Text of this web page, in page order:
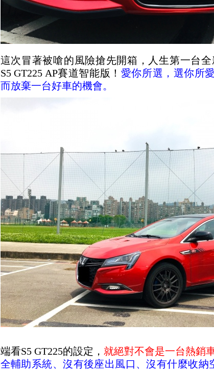
這次冒著被嗆的風險搶先開箱， 人生第一台
S5 GT225 AP賽道智能版！ 愛你所選，選你所
而放棄一台好車的機會。
端看S5 GT225的設定， 就絕對不會是一台熱銷
全輔助系統、沒有後座出風口、沒有什麼收納